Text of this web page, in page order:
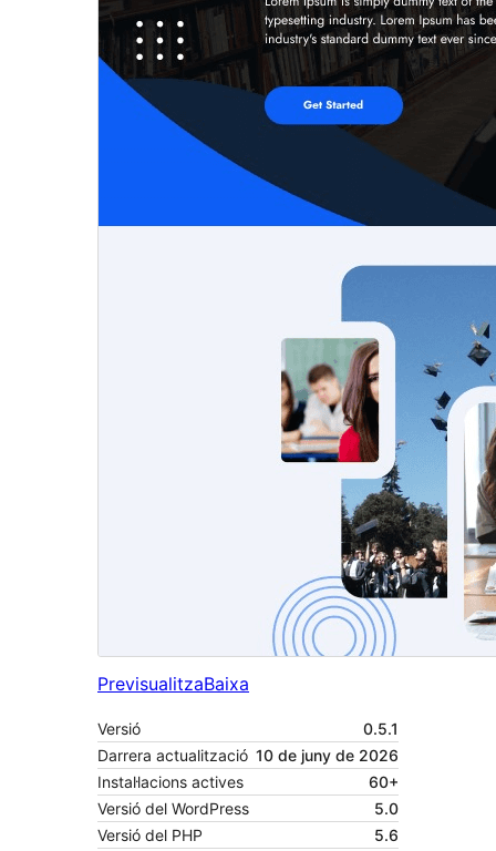
PrevisualitzaBaixa
Versió
0.5.1
Darrera actualització 10 de juny de 2026
Instal·lacions actives
60+
Versió del WordPress
5.0
Versió del PHP
5.6